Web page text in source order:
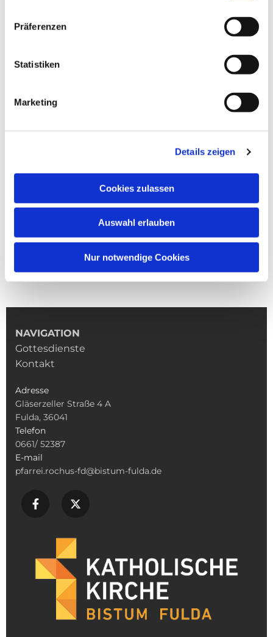
Präferenzen
Statistiken
Marketing
Details zeigen
Cookies zulassen
Auswahl erlauben
Nur notwendige Cookies
NAVIGATION
Gottesdienste
Kontakt
Adresse
Gläserzeller Straße 4 A
Fulda, 36041
Telefon
0661/ 52387
E-mail
pfarrei.rochus-fd@bistum-fulda.de